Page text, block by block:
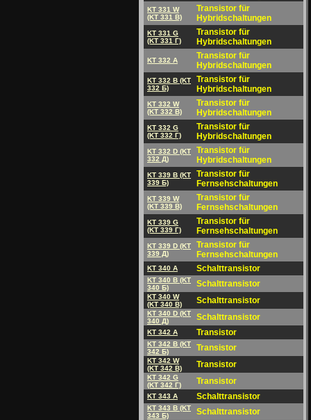
KT 331 W
(KT 331 B)
Transistor für
Hybridschaltungen
KT 331 G
(KT 331 Г)
Transistor für
Hybridschaltungen
KT 332 A
Transistor für
Hybridschaltungen
KT 332 B (KT
332 Б)
Transistor für
Hybridschaltungen
KT 332 W
(KT 332 B)
Transistor für
Hybridschaltungen
KT 332 G
(KT 332 Г)
Transistor für
Hybridschaltungen
KT 332 D (KT
332 Д)
Transistor für
Hybridschaltungen
KT 339 B (KT
339 Б)
Transistor für
Fernsehschaltungen
KT 339 W
(KT 339 B)
Transistor für
Fernsehschaltungen
KT 339 G
(KT 339 Г)
Transistor für
Fernsehschaltungen
KT 339 D (KT
339 Д)
Transistor für
Fernsehschaltungen
KT 340 A Schalttransistor
KT 340 B (KT
340 Б)
Schalttransistor
KT 340 W
(KT 340 B)
Schalttransistor
KT 340 D (KT
340 Д)
Schalttransistor
KT 342 A Transistor
KT 342 B (KT
342 Б)
Transistor
KT 342 W
(KT 342 B)
Transistor
KT 342 G
(KT 342 Г)
Transistor
KT 343 A Schalttransistor
KT 343 B (KT
343 Б)
Schalttransistor